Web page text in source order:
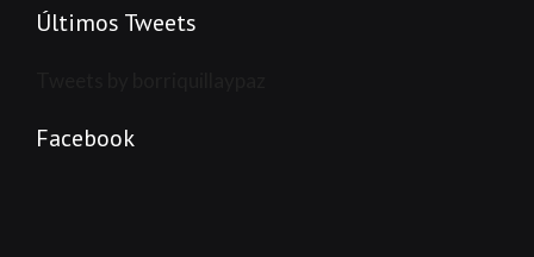
Últimos Tweets
Facebook